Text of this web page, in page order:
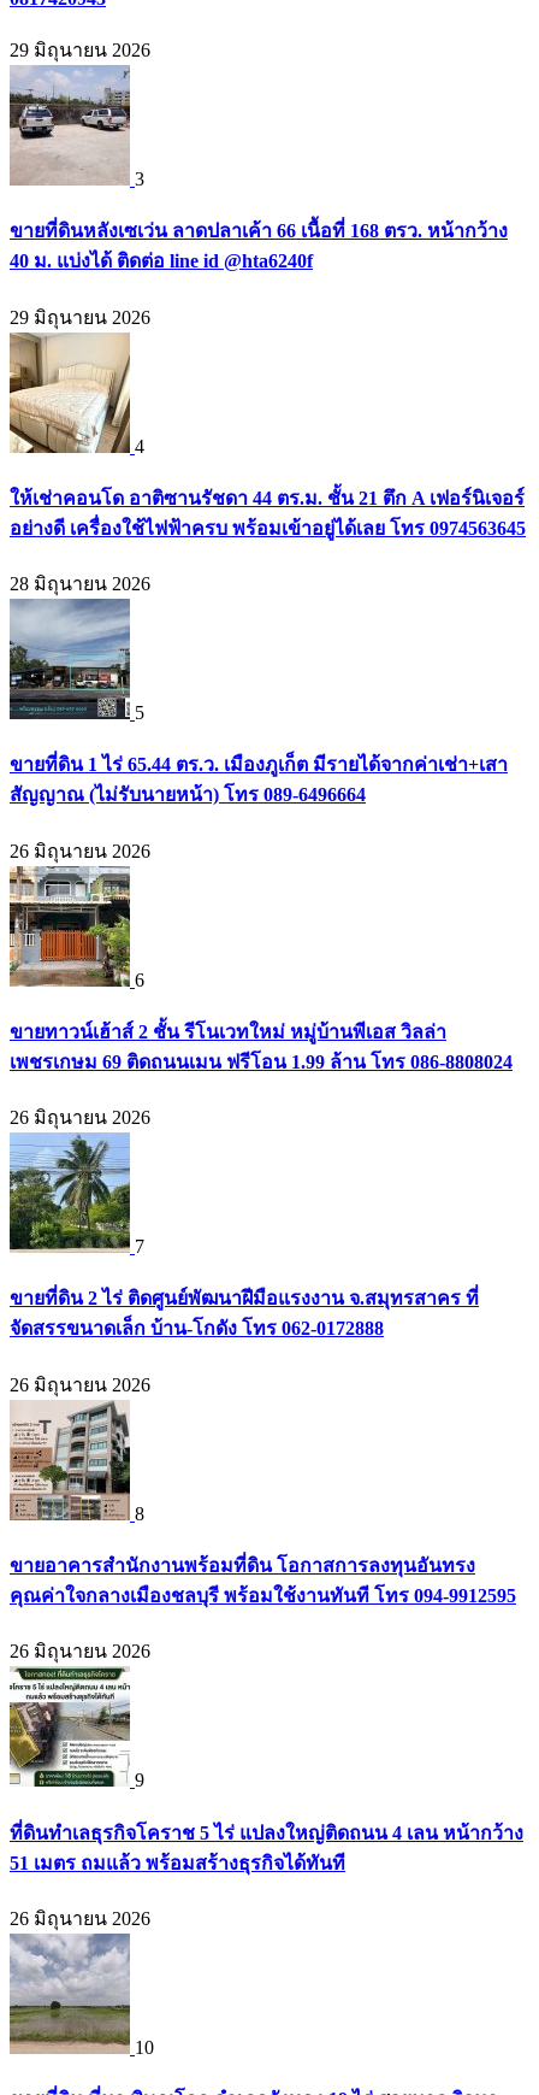
29 มิถุนายน 2026
3
ขายที่ดินหลังเซเว่น ลาดปลาเค้า 66 เนื้อที่ 168 ตรว. หน้ากว้าง
40 ม. แบ่งได้ ติดต่อ line id @hta6240f
29 มิถุนายน 2026
4
ให้เช่าคอนโด อาติซานรัชดา 44 ตร.ม. ชั้น 21 ตึก A เฟอร์นิเจอร์
อย่างดี เครื่องใช้ไฟฟ้าครบ พร้อมเข้าอยู่ได้เลย โทร 0974563645
28 มิถุนายน 2026
5
ขายที่ดิน 1 ไร่ 65.44 ตร.ว. เมืองภูเก็ต มีรายได้จากค่าเช่า+เสา
สัญญาณ (ไม่รับนายหน้า) โทร 089-6496664
26 มิถุนายน 2026
6
ขายทาวน์เฮ้าส์ 2 ชั้น รีโนเวทใหม่ หมู่บ้านพีเอส วิลล่า
เพชรเกษม 69 ติดถนนเมน ฟรีโอน 1.99 ล้าน โทร 086-8808024
26 มิถุนายน 2026
7
ขายที่ดิน 2 ไร่ ติดศูนย์พัฒนาฝีมือแรงงาน จ.สมุทรสาคร ที่
จัดสรรขนาดเล็ก บ้าน-โกดัง โทร 062-0172888
26 มิถุนายน 2026
8
ขายอาคารสำนักงานพร้อมที่ดิน โอกาสการลงทุนอันทรง
คุณค่าใจกลางเมืองชลบุรี พร้อมใช้งานทันที โทร 094-9912595
26 มิถุนายน 2026
9
ที่ดินทำเลธุรกิจโคราช 5 ไร่ แปลงใหญ่ติดถนน 4 เลน หน้ากว้าง
51 เมตร ถมแล้ว พร้อมสร้างธุรกิจได้ทันที
26 มิถุนายน 2026
10